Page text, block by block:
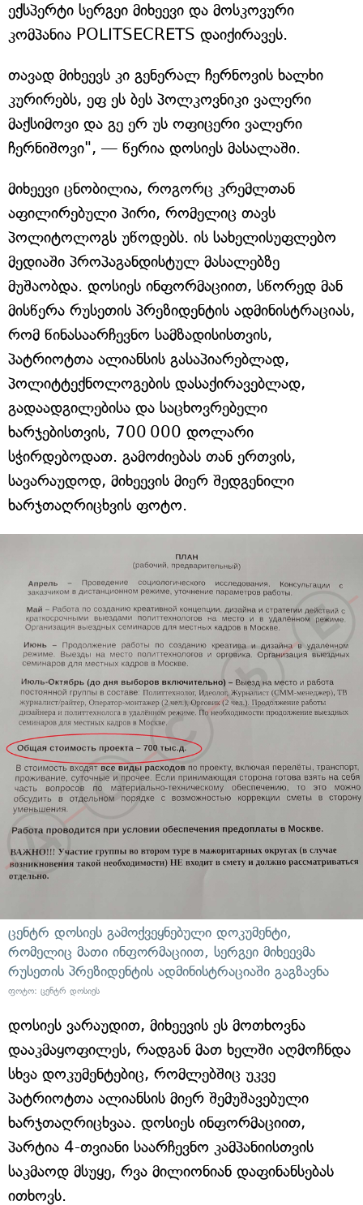
ექსპერტი სერგეი მიხეევი და მოსკოვური
კომპანია POLITSECRETS დაიქირავეს.
თავად მიხეევს კი გენერალ ჩერნოვის ხალხი
კურირებს, ეფ ეს ბეს პოლკოვნიკი ვალერი
მაქსიმოვი და გე ერ უს ოფიცერი ვალერი
ჩერნიშოვი", — წერია დოსიეს მასალაში.
მიხეევი ცნობილია, როგორც კრემლთან
აფილირებული პირი, რომელიც თავს
პოლიტოლოგს უწოდებს. ის სახელისუფლებო
მედიაში პროპაგანდისტულ მასალებზე
მუშაობდა. დოსიეს ინფორმაციით, სწორედ მან
მისწერა რუსეთის პრეზიდენტის ადმინისტრაციას,
რომ წინასაარჩევნო სამზადისისთვის,
პატრიოტთა ალიანსის გასაპიარებლად,
პოლიტტექნოლოგების დასაქირავებლად,
გადაადგილებისა და საცხოვრებელი
ხარჯებისთვის, 700 000 დოლარი
სჭირდებოდათ. გამოძიებას თან ერთვის,
სავარაუდოდ, მიხეევის მიერ შედგენილი
ხარჯთაღრიცხვის ფოტო.
ცენტრ დოსიეს გამოქვეყნებული დოკუმენტი,
რომელიც მათი ინფორმაციით, სერგეი მიხეევმა
რუსეთის პრეზიდენტის ადმინისტრაციაში გაგზავნა
ფოტო: ცენტრ დოსიეს
დოსიეს ვარაუდით, მიხეევის ეს მოთხოვნა
დააკმაყოფილეს, რადგან მათ ხელში აღმოჩნდა
სხვა დოკუმენტებიც, რომლებშიც უკვე
პატრიოტთა ალიანსის მიერ შემუშავებული
ხარჯთაღრიცხვაა. დოსიეს ინფორმაციით,
პარტია 4-თვიანი საარჩევნო კამპანიისთვის
საკმაოდ მსუყე, რვა მილიონიან დაფინანსებას
ითხოვს.